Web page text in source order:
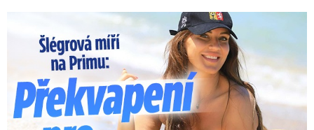
Lucie Šlégrová míří na Primu. Překvapení pro sporťáky!